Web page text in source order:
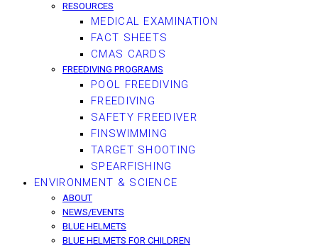
RESOURCES
MEDICAL EXAMINATION
FACT SHEETS
CMAS CARDS
FREEDIVING PROGRAMS
POOL FREEDIVING
FREEDIVING
SAFETY FREEDIVER
FINSWIMMING
TARGET SHOOTING
SPEARFISHING
ENVIRONMENT & SCIENCE
ABOUT
NEWS/EVENTS
BLUE HELMETS
BLUE HELMETS FOR CHILDREN